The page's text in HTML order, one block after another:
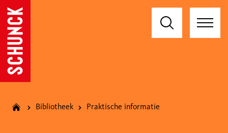
Bibliotheek Praktische informatie